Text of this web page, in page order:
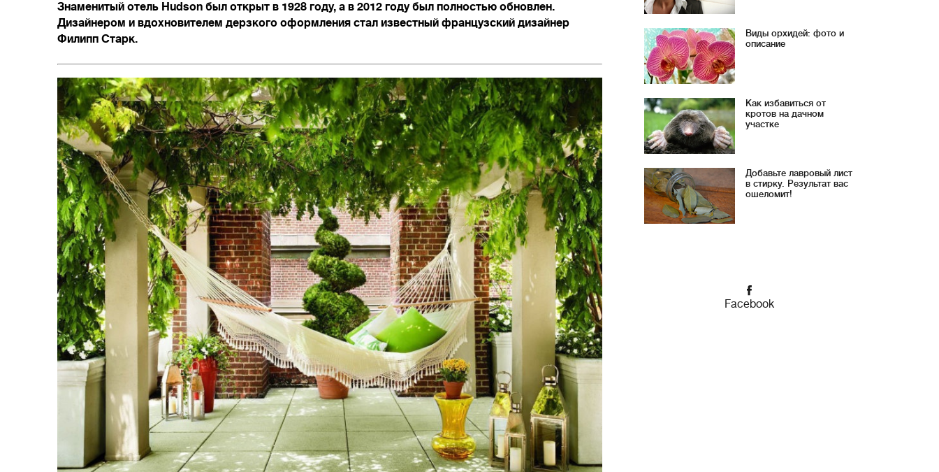
Знаменитый отель Hudson был открыт в 1928 году, а в 2012 году был полностью обновлен.
Дизайнером и вдохновителем дерзкого оформления стал известный французский дизайнер
Филипп Старк.
Виды орхидей: фото и
описание
Как избавиться от
кротов на дачном
участке
Добавьте лавровый лист
в стирку. Результат вас
ошеломит!
Facebook